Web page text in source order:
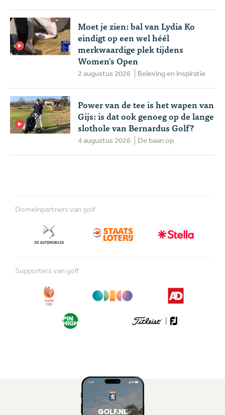
Moet je zien: bal van Lydia Ko
eindigt op een wel héél
merkwaardige plek tijdens
Women's Open
2 augustus 2026 Beleving en inspiratie
Power van de tee is het wapen van
Gijs: is dat ook genoeg op de lange
slothole van Bernardus Golf?
4 augustus 2026 De baan op
Domeinpartners van golf
Supporters van golf